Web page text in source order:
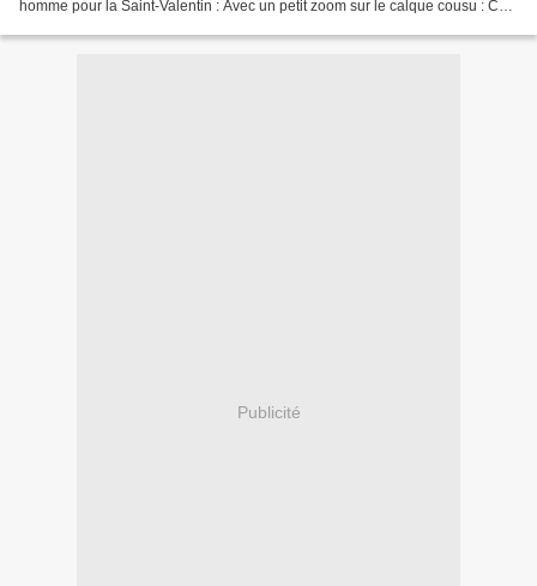
homme pour la Saint-Valentin : Avec un petit zoom sur le calque cousu : Ca
Publicité